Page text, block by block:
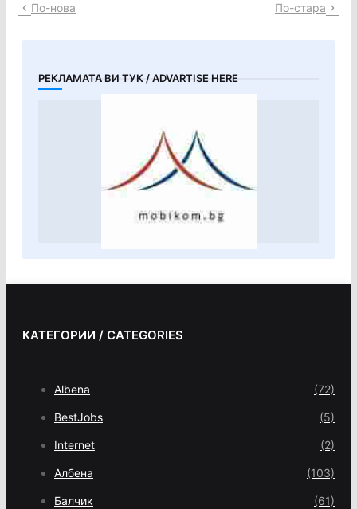
По-нова По-стара
РЕКЛАМАТА ВИ ТУК / ADVARTISE HERE
КАТЕГОРИИ / CATEGORIES
Albena (72)
BestJobs (5)
Internet (2)
Албена (103)
Балчик (61)